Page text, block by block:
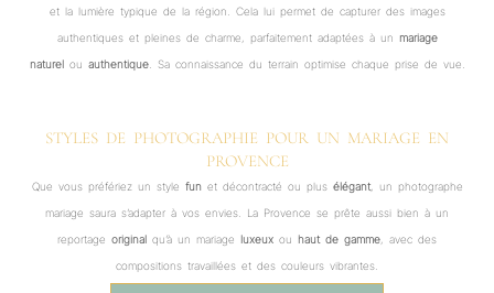
et la lumière typique de la région. Cela lui permet de capturer des images
authentiques et pleines de charme, parfaitement adaptées à un mariage
naturelou authentique. Sa connaissance du terrain optimise chaque prise de vue.
STYLES DE PHOTOGRAPHIE POUR UN MARIAGE EN
PROVENCE
Que vous préfériez un style funet décontracté ou plus élégant, un photographe
mariage saura s’adapter à vos envies. La Provence se prête aussi bien à un
reportage original qu’à un mariage luxeux ou haut de gamme , avec des
compositions travaillées et des couleurs vibrantes.